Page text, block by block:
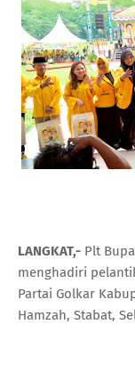
LANGKAT,- Plt
menghadiri
Partai Golkar
Hamzah, Stabat,